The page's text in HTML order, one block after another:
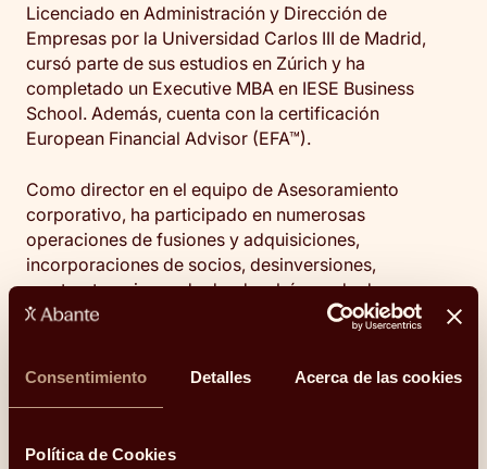
Consentimiento Detalles Acerca de las cookies
Política de Cookies
Licenciado en Administración y Dirección de
Empresas por la Universidad Carlos III de Madrid,
cursó parte de sus estudios en Zúrich y ha
completado un Executive MBA en IESE Business
School. Además, cuenta con la certificación
European Financial Advisor (EFA™).
Como director en el equipo de Asesoramiento
corporativo, ha participado en numerosas
operaciones de fusiones y adquisiciones,
incorporaciones de socios, desinversiones,
reestructuraciones de deuda y búsqueda de
financiación, asesorando a empresas familiares,
Abante es una entidad financiera independiente